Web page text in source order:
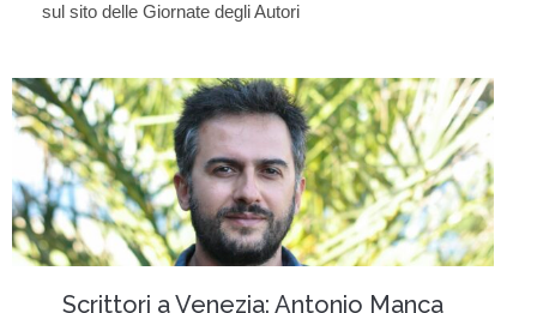
sul sito delle Giornate degli Autori
Scrittori a Venezia: Antonio Manca